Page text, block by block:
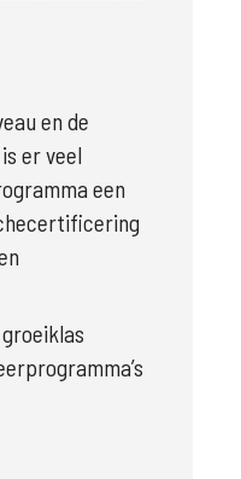
en de
er veel
een